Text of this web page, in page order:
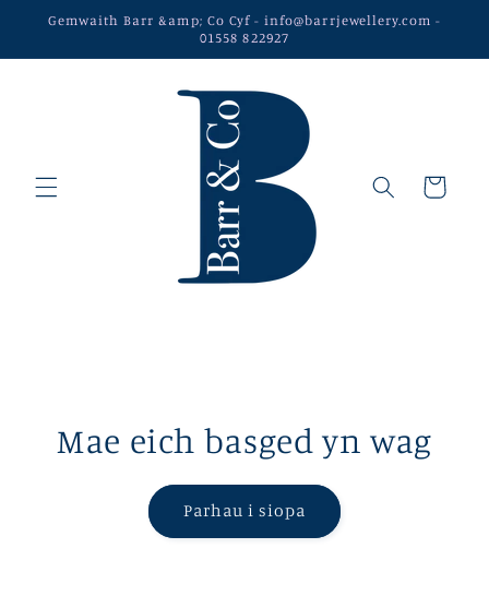
i'rGemwaith Barr &amp; Co Cyf - info@barrjewellery.com -
01558 822927
Basged
Mae eich basged yn wag
Parhau i siopa